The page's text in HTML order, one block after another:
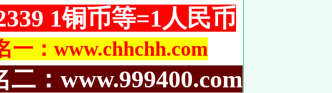
1铜币等=1人民币
一：www.chhchh.com
二：www.999400.com